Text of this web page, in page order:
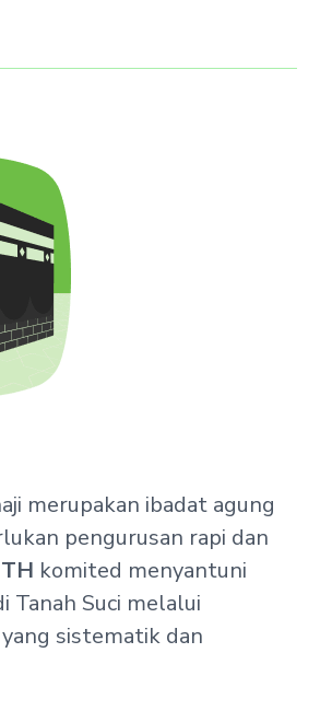
merupakan ibadat agung
pengurusan rapi dan
TH komited menyantuni
Tanah Suci melalui
sistematik dan